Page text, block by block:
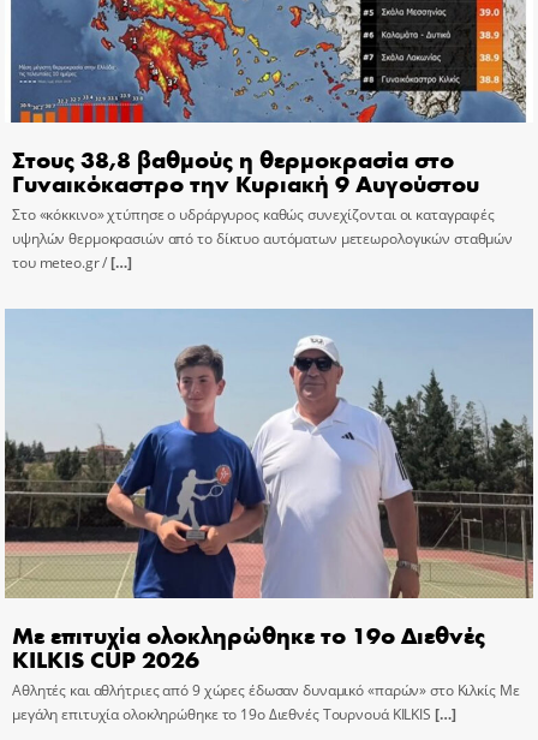
Στους 38,8 βαθμούς η θερμοκρασία στο
Γυναικόκαστρο την Κυριακή 9 Αυγούστου
Στο «κόκκινο» χτύπησε ο υδράργυρος καθώς συνεχίζονται οι καταγραφές
υψηλών θερμοκρασιών από το δίκτυο αυτόματων μετεωρολογικών σταθμών
του meteo.gr /[…]
Με επιτυχία ολοκληρώθηκε το 19ο Διεθνές
KILKIS CUP 2026
Αθλητές και αθλήτριες από 9 χώρες έδωσαν δυναμικό «παρών» στο Κιλκίς Με
μεγάλη επιτυχία ολοκληρώθηκε το 19ο Διεθνές Τουρνουά KILKIS […]